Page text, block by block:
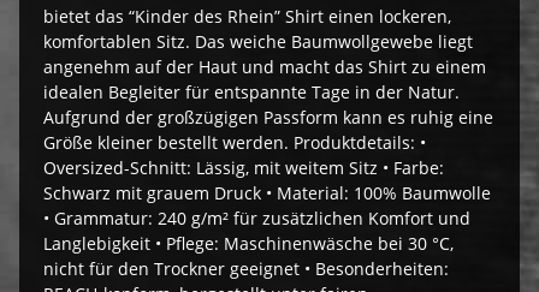
bietet das “Kinder des Rhein” Shirt einen lockeren,
komfortablen Sitz. Das weiche Baumwollgewebe liegt
angenehm auf der Haut und macht das Shirt zu einem
idealen Begleiter für entspannte Tage in der Natur.
Aufgrund der großzügigen Passform kann es ruhig eine
Größe kleiner bestellt werden. Produktdetails: •
Oversized-Schnitt: Lässig, mit weitem Sitz • Farbe:
Schwarz mit grauem Druck • Material: 100% Baumwolle
• Grammatur: 240 g/m² für zusätzlichen Komfort und
Langlebigkeit • Pflege: Maschinenwäsche bei 30 °C,
nicht für den Trockner geeignet • Besonderheiten: